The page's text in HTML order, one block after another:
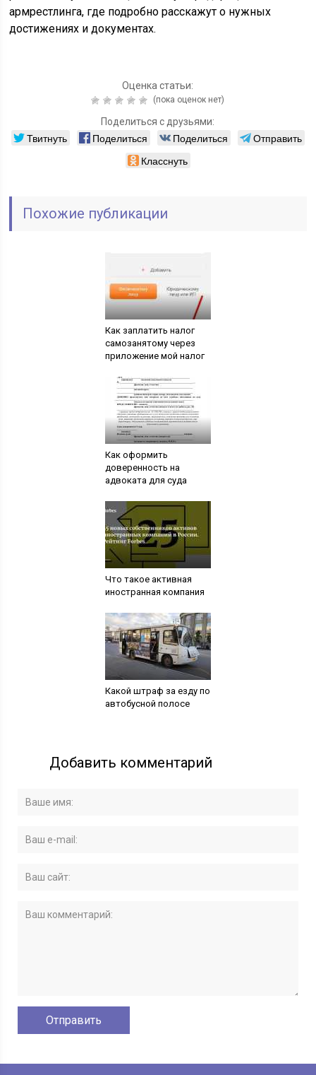
армрестлинга, где подробно расскажут о нужных
достижениях и документах.
Оценка статьи:
(пока оценок нет)
Поделиться с друзьями:
Твитнуть Поделиться Поделиться
Отправить
Класснуть
Похожие публикации
Как заплатить налог
самозанятому через
приложение мой налог
Как оформить
доверенность на
адвоката для суда
Что такое активная
иностранная компания
Какой штраф за езду по
автобусной полосе
Добавить комментарий